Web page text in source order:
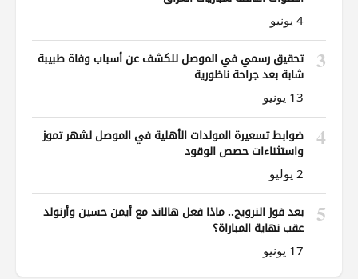
4 يونيو
3
تحقيق رسمي في الموصل للكشف عن أسباب وفاة طبيبة
شابة بعد جراحة ناظورية
13 يونيو
4
ضوابط تسعيرة المولدات الأهلية في الموصل لشهر تموز
واستثناءات حصص الوقود
2 يوليو
5
بعد فوز النرويج.. ماذا فعل هالاند مع أيمن حسين وأرنولد
عقب نهاية المباراة؟
17 يونيو